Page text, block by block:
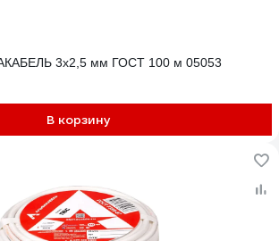
3х2,5 мм ГОСТ 100 м 05053
В корзину